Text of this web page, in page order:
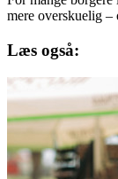
mere overskuelig –
Læs også: